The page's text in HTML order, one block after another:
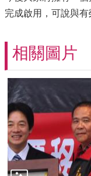
完成啟用，可說與
相關圖片